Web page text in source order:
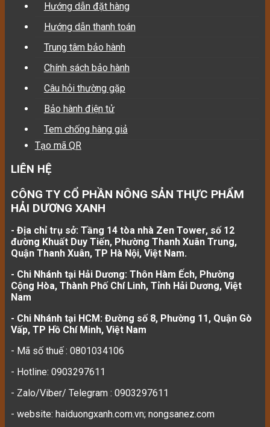
Hướng dẫn đặt hàng
Hướng dẫn thanh toán
Trung tâm bảo hành
Chính sách bảo hành
Câu hỏi thường gặp
Bảo hành điện tử
Tem chống hàng giả
Tạo mã QR
LIÊN HỆ
CÔNG TY CỔ PHẦN NÔNG SẢN THỰC PHẨM
HẢI DƯƠNG XANH
- Địa chỉ trụ sở: Tầng 14 tòa nhà Zen Tower, số 12
đường Khuất Duy Tiến, Phường Thanh Xuân Trung,
Quận Thanh Xuân, TP Hà Nội, Việt Nam.
- Chi Nhánh tại Hải Dương: Thôn Hàm Ếch, Phường
Cộng Hòa, Thành Phố Chí Linh, Tỉnh Hải Dương, Việt
Nam
- Chi Nhánh tại HCM: Đường số 8, Phường 11, Quận Gò
Vấp, TP Hồ Chí Minh, Việt Nam
- Mã số thuế : 0801034106
- Hotline: 0903297611
- Zalo/Viber/ Telegram : 0903297611
- website: haiduongxanh.com.vn; nongsanez.com